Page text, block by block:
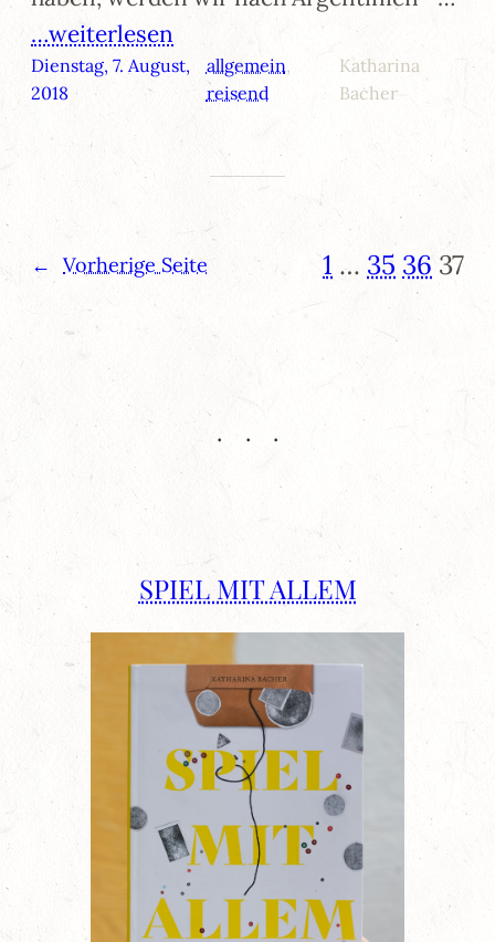
…weiterlesen
Dienstag, 7. August,
2018
allgemein
reisend
Katharina
Bacher
← Vorherige Seite 1 … 35 36 37
SPIEL MIT ALLEM